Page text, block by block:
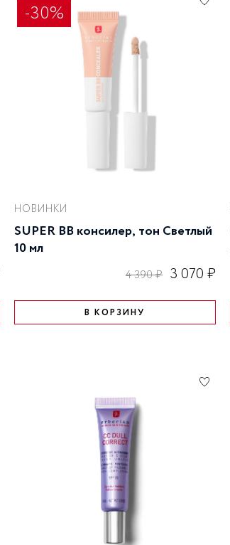
-30%
НОВИНКИ
SUPER BB консилер, тон Светлый
10 мл
4 390 ₽ 3 070 ₽
В КОРЗИНУ